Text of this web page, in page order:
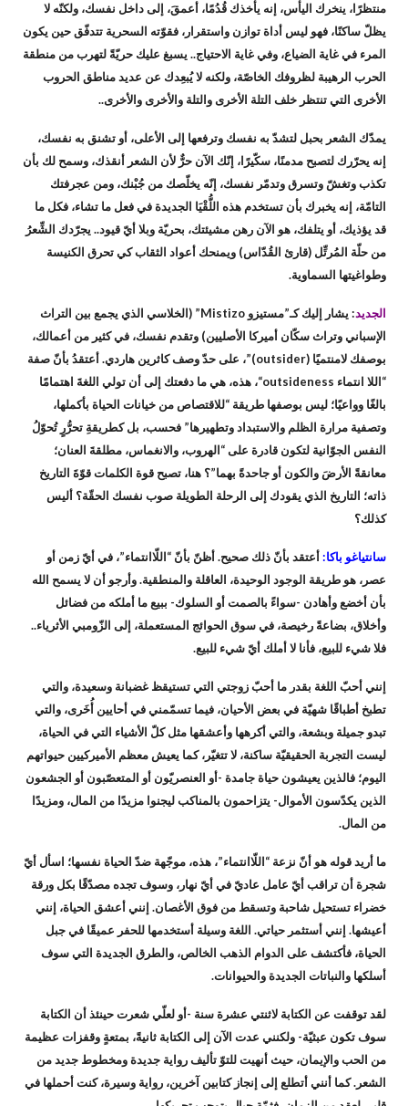
منتظرًا، ينخرك اليأس، إنه يأخذك قُدُمًا، أعمقَ، إلى داخل نفسك، ولكنّه لا
يظلّ ساكنًا، فهو ليس أداة توازن واستقرار، فقوّته السحرية تتدفّق حين يكون
المرء في غاية الضياع، وفي غاية الاحتياج.. يسبغ عليك حريّةً لتهرب من منطقة
الحرب الرهيبة لظروفك الخاصّة، ولكنه لا يُبعِدك عن عديد مناطق الحروب
الأخرى التي تنتظر خلف التلة الأخرى والتلة والأخرى والأخرى..
يمدّك الشعر بحبل لتشدّ به نفسك وترفعها إلى الأعلى، أو تشنق به نفسك،
إنه يحرّرك لتصبح مدمنًا، سكّيرًا، إنّك الآن حرٌّ لأن الشعر أنقذك، وسمح لك بأن
تكذب وتغشّ وتسرق وتدمّر نفسك، إنّه يخلّصك من جُبْنك، ومن عجرفتك
التامّة، إنه يخبرك بأن تستخدم هذه اللُّقْيَا الجديدة في فعل ما تشاء، فكل ما
قد يؤذيك، أو يتلفك، هو الآن رهن مشيئتك، بحريّة وبلا أيّ قيود.. يجرّدك الشِّعرُ
من حلّة المُرتِّل (قارئ القُدّاس) ويمنحك أعواد الثقاب كي تحرق الكنيسة
وطواغيتها السماوية.
الجديد
: يشار إليك كـ”مستيزو Mistizo” (الخلاسي الذي يجمع بين التراث
الإسباني وتراث سكّان أميركا الأصليين) وتقدم نفسك، في كثير من أعمالك،
بوصفك لامنتميًا (outsider)”، على حدّ وصف كاثرين هاردي. أعتقدُ بأنّ صفة
“اللا انتماء outsideness“، هذه، هي ما دفعتك إلى أن تولي اللغةَ اهتمامًا
بالغًا وواعيًا؛ ليس بوصفها طريقة “للاقتصاص من خيانات الحياة بأكملها،
وتصفية مرارة الظلم والاستبداد وتطهيرها” فحسب، بل كطريقةِ تحرُّرٍ تُحوّلُ
النفس الجوّانية لتكون قادرة على “الهروب، والانغماس، مطلقةَ العنان؛
معانقةً الأرضَ والكون أو جاحدةً بهما”؟ هنا، تصبح قوة الكلمات قوّةَ التاريخ
ذاته؛ التاريخ الذي يقودك إلى الرحلة الطويلة صوب نفسك الحقّة؟ أليس
كذلك؟
سانتياغو باكا:أعتقد بأنّ ذلك صحيح. أظنّ بأنّ “اللّاانتماء”، في أيّ زمن أو
عصر، هو طريقة الوجود الوحيدة، العاقلة والمنطقية. وأرجو أن لا يسمح الله
بأن أخضع وأهادن -سواءً بالصمت أو السلوك- ببيع ما أملكه من فضائل
وأخلاق، بضاعةً رخيصة، في سوق الحوائج المستعملة، إلى الزّومبي الأثرياء..
فلا شيء للبيع، فأنا لا أملك أيّ شيء للبيع.
إنني أحبّ اللغة بقدر ما أحبّ زوجتي التي تستيقظ غضبانة وسعيدة، والتي
تطبخ أطباقًا شهيّة في بعض الأحيان، فيما تسمّمني في أحايين أُخَرى، والتي
تبدو جميلة وبشعة، والتي أكرهها وأعشقها مثل كلّ الأشياء التي في الحياة،
ليست التجربة الحقيقيّة ساكنة، لا تتغيّر، كما يعيش معظم الأميركيين حيواتهم
اليوم؛ فالذين يعيشون حياة جامدة -أو العنصريّون أو المتعصّبون أو الجشعون
الذين يكدّسون الأموال- يتزاحمون بالمناكب ليجنوا مزيدًا من المال، ومزيدًا
من المال.
ما أريد قوله هو أنّ نزعة “اللّاانتماء”، هذه، موجّهة ضدّ الحياة نفسها؛ اسأل أيّ
شجرة أن تراقب أيّ عامل عاديّ في أيّ نهار، وسوف تجده مصدّقًا بكل ورقة
خضراء تستحيل شاحبة وتسقط من فوق الأغصان. إنني أعشق الحياة، إنني
أعيشها. إنني أستثمر حياتي. اللغة وسيلة أستخدمها للحفر عميقًا في جبل
الحياة، فأكتشف على الدوام الذهب الخالص، والطرق الجديدة التي سوف
أسلكها والنباتات الجديدة والحيوانات.
لقد توقفت عن الكتابة لاثنتي عشرة سنة -أو لعلّي شعرت حينئذ أن الكتابة
سوف تكون عبثيّة- ولكنني عدت الآن إلى الكتابة ثانيةً، بمتعةٍ وقفزات عظيمة
من الحب والإيمان، حيث أنهيت للتوّ تأليف رواية جديدة ومخطوط جديد من
الشعر. كما أنني أتطلع إلى إنجاز كتابين آخرين، رواية وسيرة، كنت أحملها في